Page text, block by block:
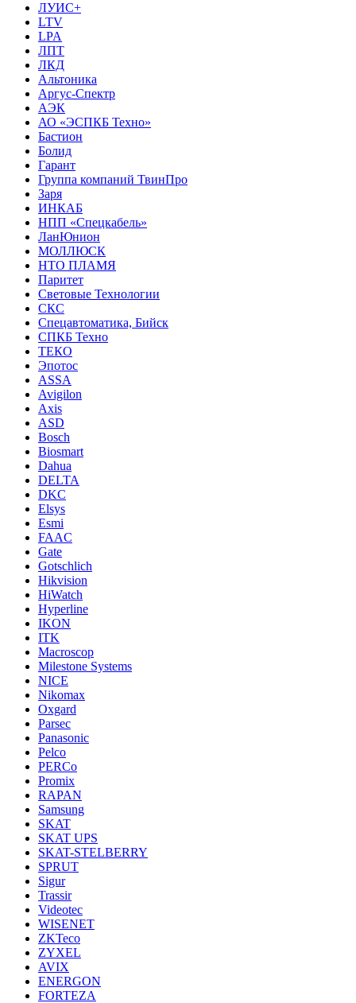
ЛУИС+
LTV
LPA
ЛПТ
ЛКД
Альтоника
Аргус-Спектр
АЭК
АО «ЭСПКБ Техно»
Бастион
Болид
Гарант
Группа компаний ТвинПро
Заря
ИНКАБ
НПП «Спецкабель»
ЛанЮнион
МОЛЛЮСК
НТО ПЛАМЯ
Паритет
Световые Технологии
СКС
Спецавтоматика, Бийск
СПКБ Техно
ТЕКО
Эпотос
ASSA
Avigilon
Axis
ASD
Bosch
Biosmart
Dahua
DELTA
DKC
Elsys
Esmi
FAAC
Gate
Gotschlich
Hikvision
HiWatch
Hyperline
IKON
ITK
Macroscop
Milestone Systems
NICE
Nikomax
Oxgard
Parsec
Panasonic
Pelco
PERCo
Promix
RAPAN
Samsung
SKAT
SKAT UPS
SKAT-STELBERRY
SPRUT
Sigur
Trassir
Videotec
WISENET
ZKTeco
ZYXEL
AVIX
ENERGON
FORTEZA